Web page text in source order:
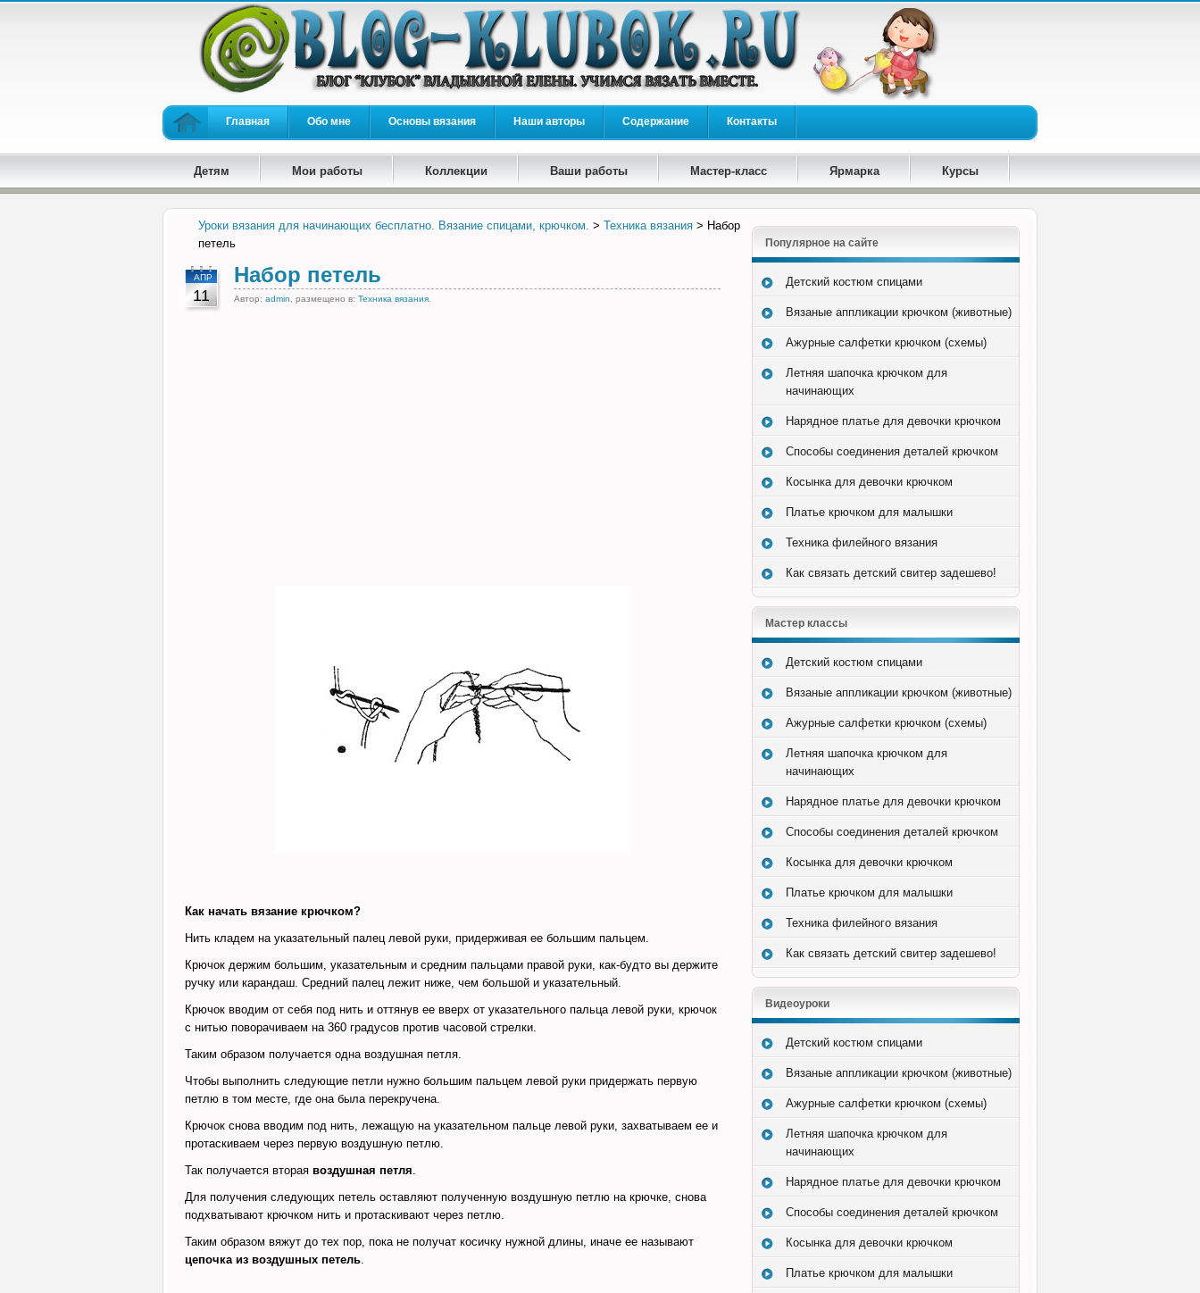
Главная Обо мне Основы вязания Наши авторы Содержание Контакты
Детям Мои работы Коллекции Ваши работы Мастер-класс Ярмарка Курсы
Популярное на сайте
Детский костюм спицами
Вязаные аппликации крючком (животные)
Ажурные салфетки крючком (схемы)
Летняя шапочка крючком для
начинающих
Нарядное платье для девочки крючком
Способы соединения деталей крючком
Косынка для девочки крючком
Платье крючком для малышки
Техника филейного вязания
Как связать детский свитер задешево!
Мастер классы
Детский костюм спицами
Вязаные аппликации крючком (животные)
Ажурные салфетки крючком (схемы)
Летняя шапочка крючком для
начинающих
Нарядное платье для девочки крючком
Способы соединения деталей крючком
Косынка для девочки крючком
Платье крючком для малышки
Техника филейного вязания
Как связать детский свитер задешево!
Видеоуроки
Детский костюм спицами
Вязаные аппликации крючком (животные)
Ажурные салфетки крючком (схемы)
Летняя шапочка крючком для
начинающих
Нарядное платье для девочки крючком
Способы соединения деталей крючком
Косынка для девочки крючком
Платье крючком для малышки
Уроки вязания для начинающих бесплатно. Вязание спицами, крючком. > Техника вязания > Набор
петель
АПР
11
Набор петель
Автор: admin , размещено в: Техника вязания
Как начать вязание крючком?
Нить кладем на указательный палец левой руки, придерживая ее большим пальцем.
Крючок держим большим, указательным и средним пальцами правой руки, как-будто вы держите
ручку или карандаш. Средний палец лежит ниже, чем большой и указательный.
Крючок вводим от себя под нить и оттянув ее вверх от указательного пальца левой руки, крючок
с нитью поворачиваем на 360 градусов против часовой стрелки.
Таким образом получается одна воздушная петля.
Чтобы выполнить следующие петли нужно большим пальцем левой руки придержать первую
петлю в том месте, где она была перекручена.
Крючок снова вводим под нить, лежащую на указательном пальце левой руки, захватываем ее и
протаскиваем через первую воздушную петлю.
Так получается вторая воздушная петля.
Для получения следующих петель оставляют полученную воздушную петлю на крючке, снова
подхватывают крючком нить и протаскивают через петлю.
Таким образом вяжут до тех пор, пока не получат косичку нужной длины, иначе ее называют
цепочка из воздушных петель.